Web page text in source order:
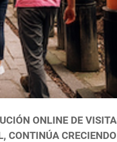
ONLINE DE
CONTINÚA CRECIENDO